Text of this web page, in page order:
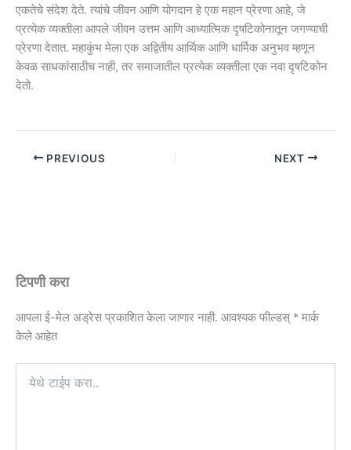
एकतेचे संदेश देते. त्यांचे जीवन आणि योगदान हे एक महान प्रेरणा आहे, जे
प्रत्येक व्यक्तीला आपले जीवन उत्तम आणि आध्यात्मिक दृषटिकोनातून जगण्याची
प्रेरणा देतात. महाकुंभ मेला एक अद्वितीय आर्थिक आणि धार्मिक अनुभव म्हणून
केवळ साधकांसाठीच नाही, तर समाजातील प्रत्येक व्यक्तीला एक नवा दृषटिकोन
देतो.
PREVIOUS NEXT
टिपणी करा
आपला ई-मेल अड्रेस प्रकाशित केला जाणार नाही. आवश्यक फील्डस् * मार्क
केले आहेत
टाईप